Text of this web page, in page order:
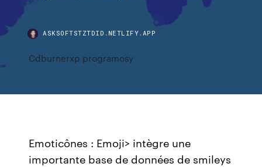
ASKSOFTSTZTDID.NETLIFY.APP
Cdburnerxp programosy
Emoticônes : Emoji> intègre une
importante base de données de smileys